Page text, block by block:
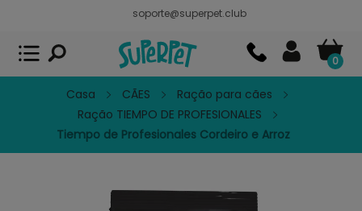
soporte@superpet.club
0
Casa CÃES
Ração para cães
Ração TIEMPO DE PROFESIONALES
Tiempo de Profesionales Cordeiro e Arroz
Superpet, comida para mascotas
APP GRATIS - En Google Play